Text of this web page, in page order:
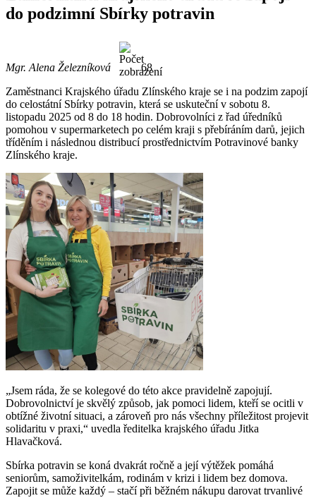
do podzimní Sbírky potravin
Mgr. Alena Železníková
68
Zaměstnanci Krajského úřadu Zlínského kraje se i na podzim zapojí
do celostátní Sbírky potravin, která se uskuteční v sobotu 8.
listopadu 2025 od 8 do 18 hodin. Dobrovolníci z řad úředníků
pomohou v supermarketech po celém kraji s přebíráním darů, jejich
tříděním i následnou distribucí prostřednictvím Potravinové banky
Zlínského kraje.
„Jsem ráda, že se kolegové do této akce pravidelně zapojují.
Dobrovolnictví je skvělý způsob, jak pomoci lidem, kteří se ocitli v
obtížné životní situaci, a zároveň pro nás všechny příležitost projevit
solidaritu v praxi,“ uvedla ředitelka krajského úřadu Jitka
Hlavačková.
Sbírka potravin se koná dvakrát ročně a její výtěžek pomáhá
seniorům, samoživitelkám, rodinám v krizi i lidem bez domova.
Zapojit se může každý – stačí při běžném nákupu darovat trvanlivé